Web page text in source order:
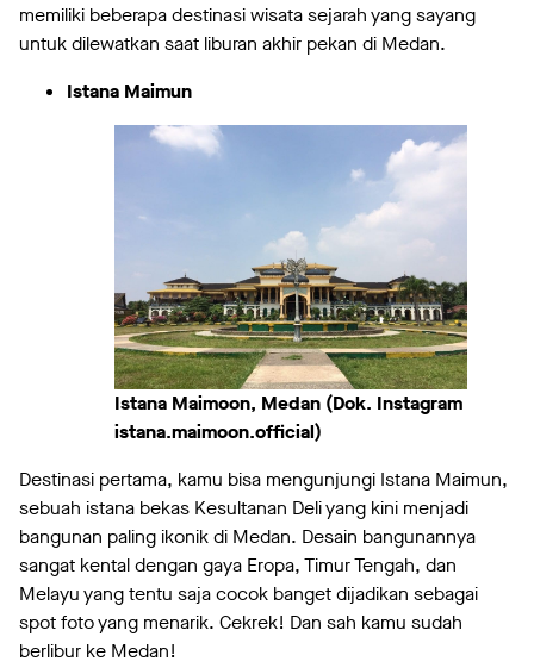
memiliki beberapa destinasi wisata sejarah yang sayang
untuk dilewatkan saat liburan akhir pekan di Medan.
Istana Maimun
Istana Maimoon, Medan (Dok. Instagram
istana.maimoon.official)
Destinasi pertama, kamu bisa mengunjungi Istana Maimun,
sebuah istana bekas Kesultanan Deli yang kini menjadi
bangunan paling ikonik di Medan. Desain bangunannya
sangat kental dengan gaya Eropa, Timur Tengah, dan
Melayu yang tentu saja cocok banget dijadikan sebagai
spot foto yang menarik. Cekrek! Dan sah kamu sudah
berlibur ke Medan!